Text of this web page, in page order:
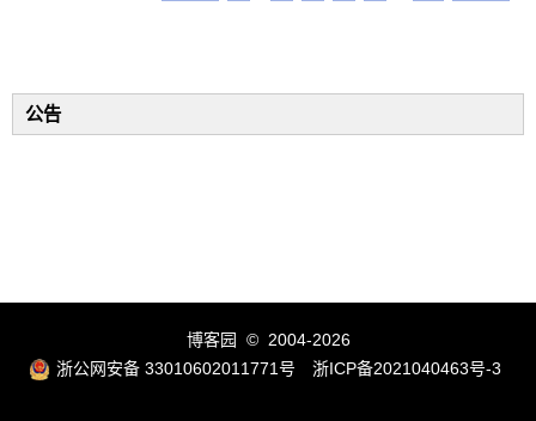
公告
博客园 © 2004-2026
浙公网安备 33010602011771号
浙ICP备2021040463号-3